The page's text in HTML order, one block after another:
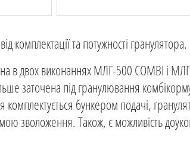
комплектації та потужності гранулятора.
​​в двох виконаннях МЛГ-500 COMBI і
заточена під гранулювання
бункером подачі,
зволоження. Також, є можливість